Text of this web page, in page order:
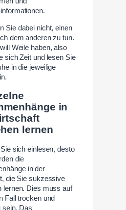
Sie dabei nicht, einen
dem anderen zu tun.
Weile haben, also
sich Zeit und lesen Sie
in die jeweilige
in
lernen
sich einlesen, desto
die
in der
die Sie sukzessive
lernen. Dies muss auf
Fall trocken und
sein. Das